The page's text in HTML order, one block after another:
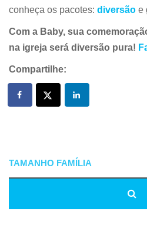
conheça os pacotes: diversão e
Com a Baby, sua
na igreja será diversão pura!
Compartilhe: